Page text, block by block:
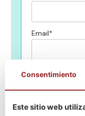
Email*
Teléfono*
¿En qué centro
Consentimiento
Este sitio web